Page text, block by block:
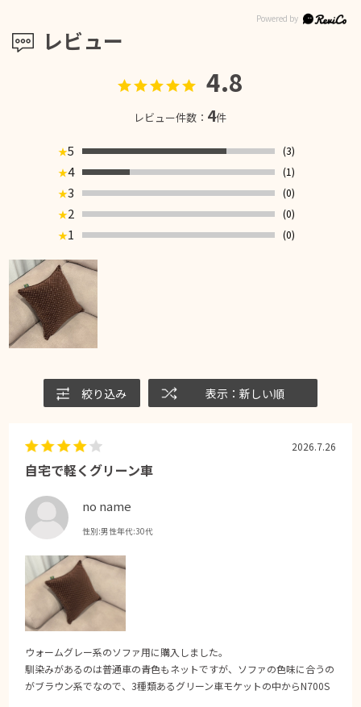
レビュー
4.8
レビュー件数： 4件
★5
(3)
★4
(1)
★3
(0)
★2
(0)
★1 (0)
絞り込み 表示：新しい順
自宅で軽くグリーン車
no name
性別:男性年代:30代
2026.7.26
ウォームグレー系のソファ用に購入しました。
馴染みがあるのは普通車の青色もネットですが、ソファの色味に合うの
がブラウン系でなので、3種類あるグリーン車モケットの中からN700S